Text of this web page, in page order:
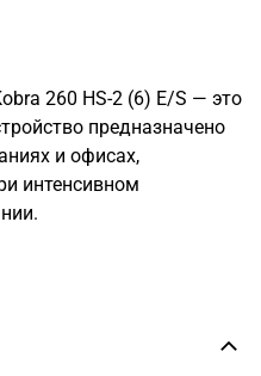
260 HS-2 (6) E/S — это
предназначено
и офисах,
интенсивном